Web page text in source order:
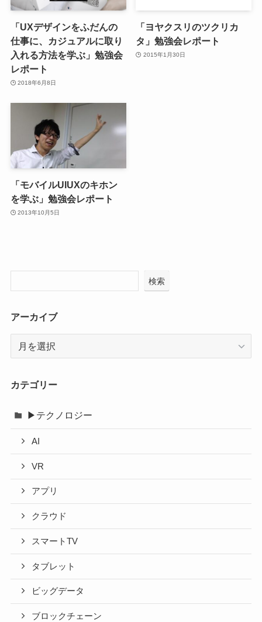
「UXデザインをふだんの
仕事に、カジュアルに取り
入れる方法を学ぶ」勉強会
レポート
2018年6月8日
「ヨヤクスリのツクリカ
タ」勉強会レポート
2015年1月30日
「モバイルUIUXのキホン
を学ぶ」勉強会レポート
2013年10月5日
検索
アーカイブ
イ
カテゴリー
▶テクノロジー
AI
VR
アプリ
クラウド
スマートTV
タブレット
ビッグデータ
ブロックチェーン